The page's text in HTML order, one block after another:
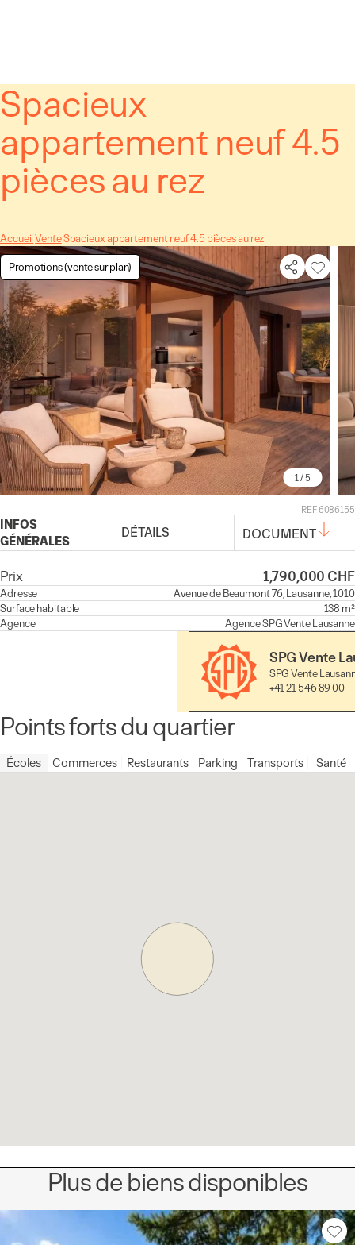
Spacieux
appartement neuf 4.5
pièces au rez
AccueilVenteSpacieux appartement neuf 4.5 pièces au rez
Promotions (vente sur plan)
1 / 5
REF 6086155
INFOS
GÉNÉRALES
DÉTAILS DOCUMENT
Prix 1,790,000 CHF
Adresse
Avenue de Beaumont 76, Lausanne, 1010
Surface habitable
138 m²
Agence
AgenceSPG Vente Lausanne
SPG Vente
SPG Vente
+41 21 546 89 00
Points forts du quartier
Écoles Commerces Restaurants Parking Transports Santé
Plus de biens disponibles